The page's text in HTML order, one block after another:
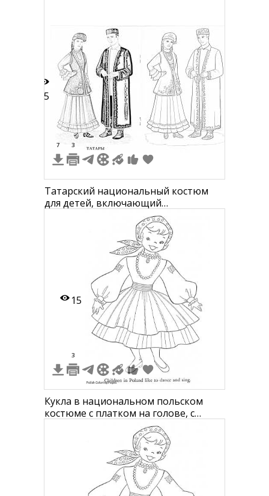
широкими рукавами, шароварах,
длинном жилете с вышивкой и
покрывалом для головы
55
7 3
Татарский национальный костюм
для детей, включающий
традиционные наряды для мальчика
и девочки. На девочке: платок на
голове, длинное платье с вышивкой,
жилет и обувь. На мальчике:
тюбетейка, рубаха, длинный халат с
богатой отделкой и обувь.
15
3
Кукла в национальном польском
костюме с платком на голове, с
бисерными ожерельями, в вышитой
блузке с длинными рукавами, в юбке
с оборками и с туфлями на ногах.